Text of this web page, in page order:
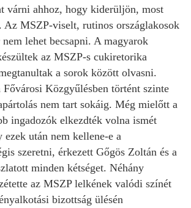
várni ahhoz, hogy kiderüljön, most
Az MSZP-viselt, rutinos országlakosok
lehet becsapni. A magyarok
az MSZP-s cukiretorika
a sorok között olvasni.
Fővárosi Közgyűlésben történt szinte
nem tart sokáig. Még mielőtt a
ingadozók elkezdték volna ismét
után nem kellene-e a
szeretni, érkezett Gőgös Zoltán és a
minden kétséget. Néhány
az MSZP lelkének valódi színét
bizottság ülésén